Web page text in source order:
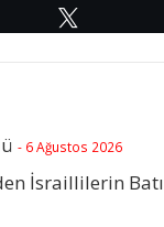
- 6 Ağustos 2026
İsraillilerin